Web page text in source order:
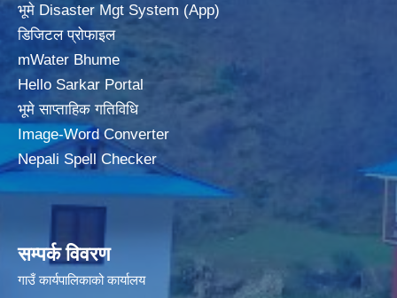
भूमे Disaster Mgt System (App)
डिजिटल प्रोफाइल
mWater Bhume
Hello Sarkar Portal
भूमे साप्ताहिक गतिविधि
Image-Word Converter
Nepali Spell Checker
सम्पर्क विवरण
गाउँ कार्यपालिकाको कार्यालय